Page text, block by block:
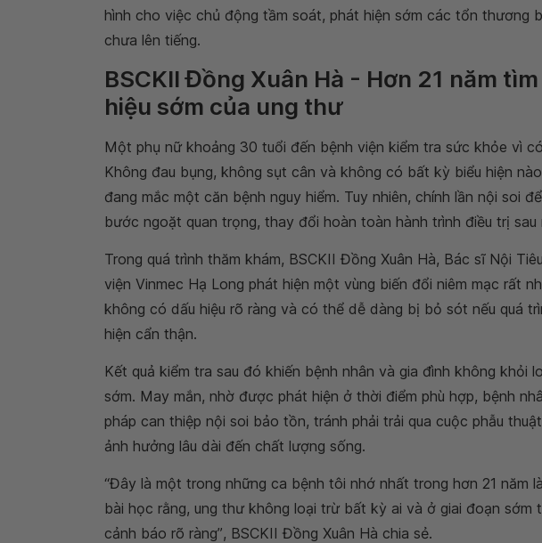
hình cho việc chủ động tầm soát, phát hiện sớm các tổn thương
chưa lên tiếng.
BSCKII Đồng Xuân Hà - Hơn 21 năm
hiệu sớm của ung thư
Một phụ nữ khoảng 30 tuổi đến bệnh viện kiểm tra sức khỏe vì
Không đau bụng, không sụt cân và không có bất kỳ biểu hiện
đang mắc một căn bệnh nguy hiểm. Tuy nhiên, chính lần nội soi
bước ngoặt quan trọng, thay đổi hoàn toàn hành trình điều trị sau
Trong quá trình thăm khám, BSCKII Đồng Xuân Hà, Bác sĩ Nội
viện Vinmec Hạ Long phát hiện một vùng biến đổi niêm mạc rất
không có dấu hiệu rõ ràng và có thể dễ dàng bị bỏ sót nếu quá
hiện cẩn thận.
Kết quả kiểm tra sau đó khiến bệnh nhân và gia đình không khỏi
sớm. May mắn, nhờ được phát hiện ở thời điểm phù hợp, bệnh
pháp can thiệp nội soi bảo tồn, tránh phải trải qua cuộc phẫu
ảnh hưởng lâu dài đến chất lượng sống.
“Đây là một trong những ca bệnh tôi nhớ nhất trong hơn 21 năm
bài học rằng, ung thư không loại trừ bất kỳ ai và ở giai đoạn sớm
cảnh báo rõ ràng”, BSCKII Đồng Xuân Hà chia sẻ.